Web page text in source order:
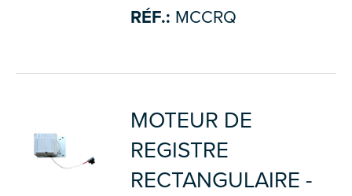
RÉF.: MCCRQ
MOTEUR DE
REGISTRE
RECTANGULAIRE -